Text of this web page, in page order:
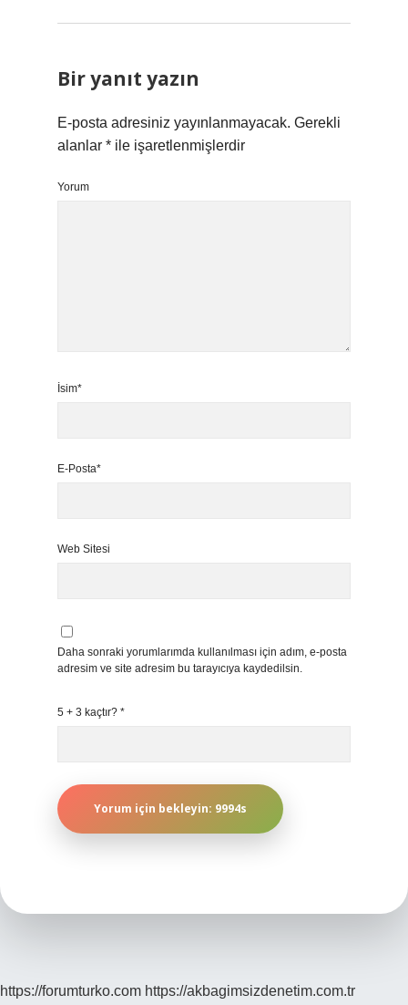
Bir yanıt yazın
E-posta adresiniz yayınlanmayacak. Gerekli
alanlar * ile işaretlenmişlerdir
Yorum
İsim*
E-Posta*
Web Sitesi
Daha sonraki yorumlarımda kullanılması için adım, e-posta
adresim ve site adresim bu tarayıcıya kaydedilsin.
5 + 3 kaçtır? *
https://forumturko.com https://akbagimsizdenetim.com.tr